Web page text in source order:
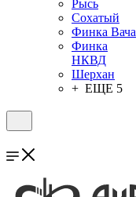
Рысь
Сохатый
Финка Вача
Финка
НКВД
Шерхан
+ ЕЩЕ 5